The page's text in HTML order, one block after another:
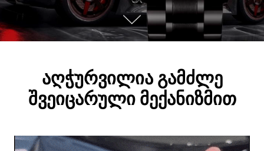
აღჭურვილია გამძლე
შვეიცარული მექანიზმით